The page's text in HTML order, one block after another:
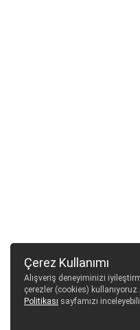
Çerez Kullanımı
Alışveriş deneyiminizi
çerezler (cookies)
Politikası sayfamızı